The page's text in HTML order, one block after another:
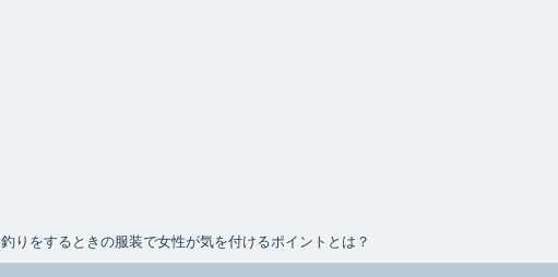
釣りをするときの服装で女性が気を付けるポイントとは？